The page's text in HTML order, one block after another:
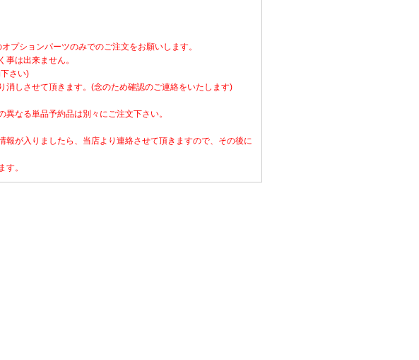
プションパーツのみでのご注文をお願いします。
は出来ません。
さい)
しさせて頂きます。(念のため確認のご連絡をいたします)
なる単品予約品は別々にご注文下さい。
が入りましたら、当店より連絡させて頂きますので、その後に
す。